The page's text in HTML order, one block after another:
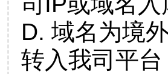
D. 域名为境
转入我司平台